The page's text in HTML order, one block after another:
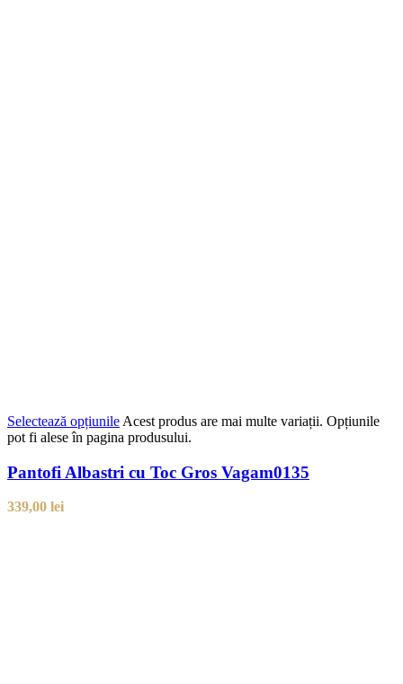
Selectează opțiunile Acest produs are mai multe variații. Opțiunile
pot fi alese în pagina produsului.
Pantofi Albastri cu Toc Gros Vagam0135
339,00 lei